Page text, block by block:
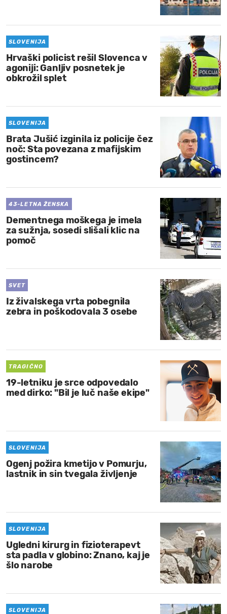
MOJ
SLOVENIJA
Hrvaški policist rešil Slovenca v
agoniji: Ganljiv posnetek je
obkrožil splet
SLOVENIJA
Brata Jušić izginila iz policije čez
noč: Sta povezana z mafijskim
gostincem?
43-LETNA ŽENSKA
Dementnega moškega je imela
za sužnja, sosedi slišali klic na
pomoč
SVET
Iz živalskega vrta pobegnila
zebra in poškodovala 3 osebe
TRAGIČNO
19-letniku je srce odpovedalo
med dirko: "Bil je luč naše ekipe"
SLOVENIJA
Ogenj požira kmetijo v Pomurju,
lastnik in sin tvegala življenje
SLOVENIJA
Ugledni kirurg in fizioterapevt
sta padla v globino: Znano, kaj je
šlo narobe
SLOVENIJA